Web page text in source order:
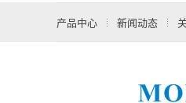
产品中心 新闻动态